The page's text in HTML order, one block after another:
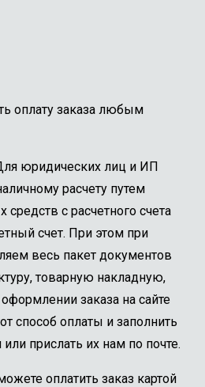
оплату заказа любым
юридических лиц и ИП
расчету путем
с расчетного счета
счет. При этом при
весь пакет документов
товарную накладную,
заказа на сайте
способ оплаты и заполнить
прислать их нам по почте.
оплатить заказ картой